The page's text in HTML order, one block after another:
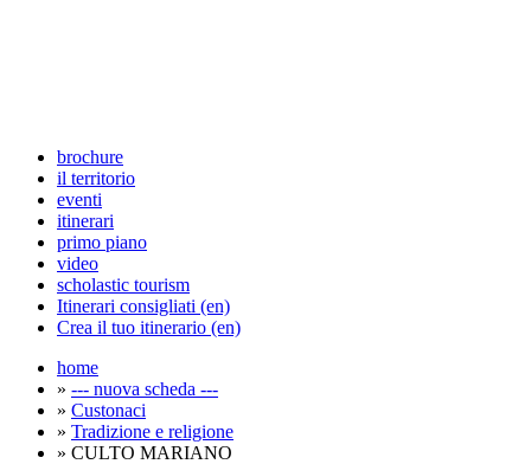
brochure
il territorio
eventi
itinerari
primo piano
video
scholastic tourism
Itinerari consigliati (en)
Crea il tuo itinerario (en)
home
» --- nuova scheda ---
» Custonaci
» Tradizione e religione
» CULTO MARIANO